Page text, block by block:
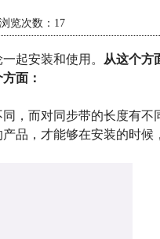
览次数： 17
起安装和使用。
从这个方
面：
而对同步带的长度有不
品，才能够在安装的时